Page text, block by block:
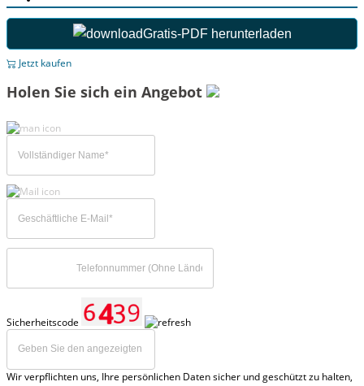
Gratis-PDF herunterladen
Jetzt kaufen
Holen Sie sich ein Angebot
Sicherheitscode
Wir verpflichten uns, Ihre persönlichen Daten sicher und geschützt zu halten,